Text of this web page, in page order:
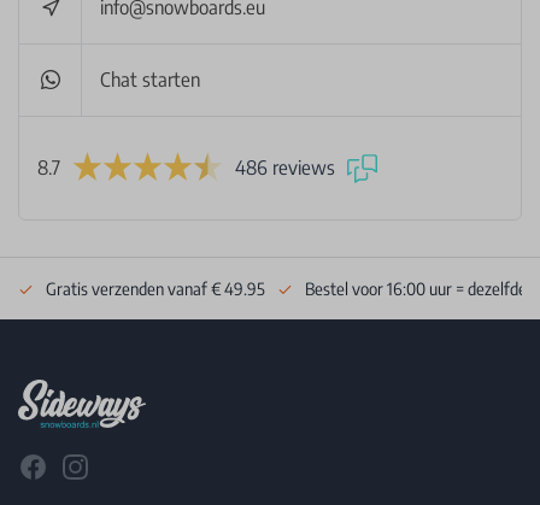
info@snowboards.eu
Chat starten
8.7 486 reviews
Gratis verzenden vanaf € 49.95 Bestel voor 16:00 uur = dezelfde
FacebookInstagram